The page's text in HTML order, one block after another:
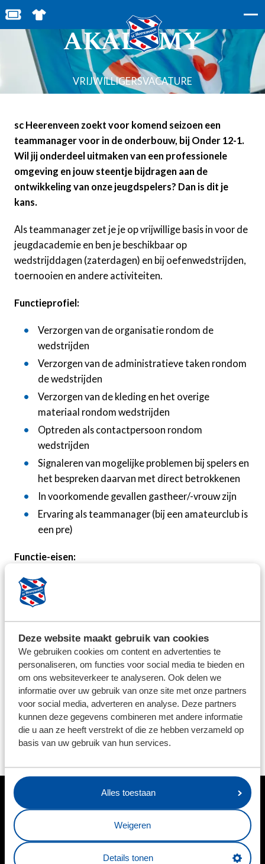
Deze website maakt gebruik van cookies
We gebruiken cookies om content en advertenties te
personaliseren, om functies voor social media te bieden en
om ons websiteverkeer te analyseren. Ook delen we
informatie over uw gebruik van onze site met onze partners
voor social media, adverteren en analyse. Deze partners
kunnen deze gegevens combineren met andere informatie
die u aan ze heeft verstrekt of die ze hebben verzameld op
basis van uw gebruik van hun services.
Alles toestaan
Weigeren
Details tonen
BESTEL JOUW TICKETS
SHOP IN DE FEANSTORE
TEAMMANAGER
AKADEMY
VRIJWILLIGERSVACATURE
sc Heerenveen zoekt voor komend seizoen een
teammanager voor in de onderbouw, bij Onder 12-1.
Wil jij onderdeel uitmaken van een professionele
omgeving en jouw steentje bijdragen aan de
ontwikkeling van onze jeugdspelers? Dan is dit je
kans.
Als teammanager zet je je op vrijwillige basis in voor de
jeugdacademie en ben je beschikbaar op
wedstrijddagen (zaterdagen) en bij oefenwedstrijden,
toernooien en andere activiteiten.
Functieprofiel:
Verzorgen van de organisatie rondom de
wedstrijden
Verzorgen van de administratieve taken rondom
de wedstrijden
Verzorgen van de kleding en het overige
materiaal rondom wedstrijden
Optreden als contactpersoon rondom
wedstrijden
Signaleren van mogelijke problemen bij spelers en
het bespreken daarvan met direct betrokkenen
In voorkomende gevallen gastheer/-vrouw zijn
Ervaring als teammanager (bij een amateurclub is
een pre)
Functie-eisen:
Rijbewijs B
Representatief
Sociaal vaardig
Communicatief (in woord en geschrift)
Omgang met social media
Reageren
Lijkt het je leuk om als teammanager een steentje bij te
dragen aan de jeugdacademie of wil je meer
informatie? Mail dan naarkarin.mulder@sc-
heerenveen.nl.
HOOFDSPONSOR